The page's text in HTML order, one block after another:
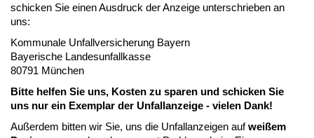
schicken Sie einen Ausdruck der Anzeige unterschrieben an
uns:
Kommunale Unfallversicherung Bayern
Bayerische Landesunfallkasse
80791 München
Bitte helfen Sie uns, Kosten zu sparen und schicken Sie
uns nur ein Exemplar der Unfallanzeige - vielen Dank!
Außerdem bitten wir Sie, uns die Unfallanzeigen aufweißem